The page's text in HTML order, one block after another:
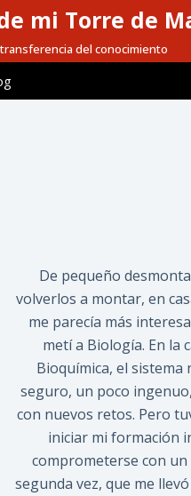
mi Torre de
del conocimiento
De pequeño
volverlos a montar, en
me parecía más
metí a Biología. En la
Bioquímica, el
seguro, un poco
con nuevos retos. Pero
iniciar mi formación
comprometerse con
segunda vez, que me